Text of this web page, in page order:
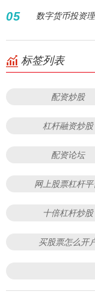
05 数字货币投资
标签列表
配资炒股
杠杆融资炒股
配资论坛
网上股票杠杆
十倍杠杆炒股
买股票怎么开